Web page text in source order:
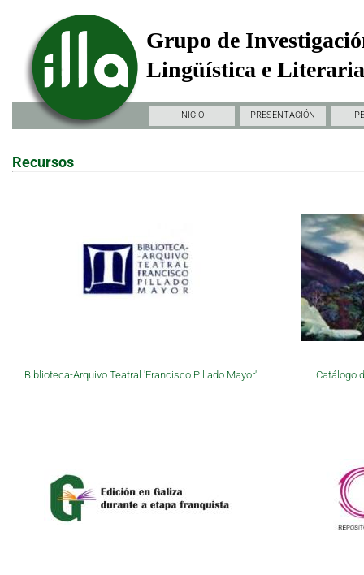
Grupo de
Lingüística e
INICIO PRESENTACIÓN
Recursos
Biblioteca-Arquivo Teatral 'Francisco Pillado Mayor' Catálogo